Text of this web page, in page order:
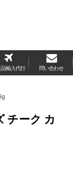
輸入代行 問い合わせ
チーク カ